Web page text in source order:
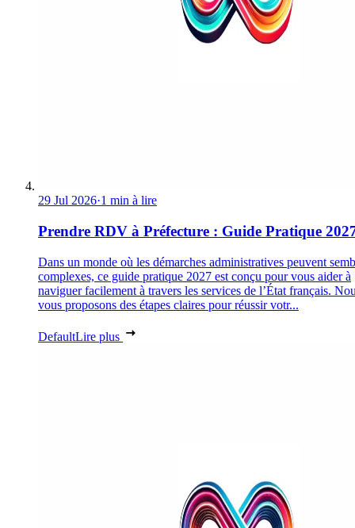
29 Jul 2026·1 min à lire
Prendre RDV à Préfecture : Guide Pratique
Dans un monde où les démarches administratives peuvent
complexes, ce guide pratique 2027 est conçu pour vous aider à
naviguer facilement à travers les services de l’État français.
vous proposons des étapes claires pour réussir votr...
DefaultLire plus